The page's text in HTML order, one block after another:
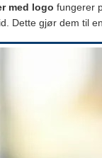
med logo fungerer
Dette gjør dem til